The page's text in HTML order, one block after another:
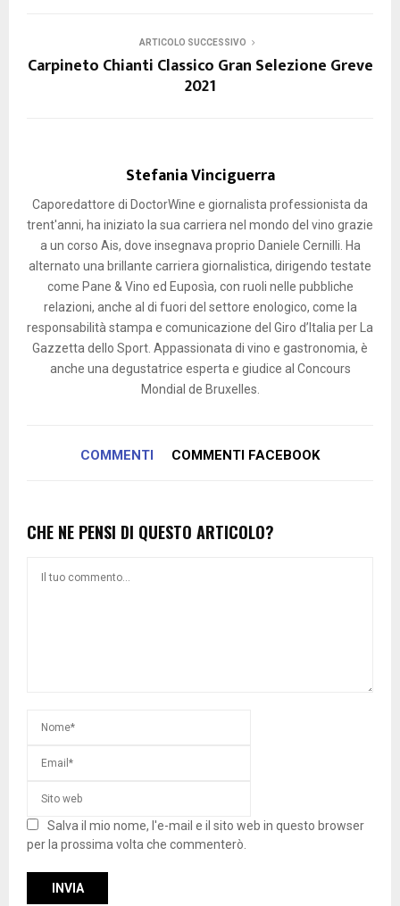
ARTICOLO SUCCESSIVO
Carpineto Chianti Classico Gran Selezione Greve
2021
Stefania Vinciguerra
Caporedattore di DoctorWine e giornalista professionista da
trent'anni, ha iniziato la sua carriera nel mondo del vino grazie
a un corso Ais, dove insegnava proprio Daniele Cernilli. Ha
alternato una brillante carriera giornalistica, dirigendo testate
come Pane & Vino ed Euposìa, con ruoli nelle pubbliche
relazioni, anche al di fuori del settore enologico, come la
responsabilità stampa e comunicazione del Giro d’Italia per La
Gazzetta dello Sport. Appassionata di vino e gastronomia, è
anche una degustatrice esperta e giudice al Concours
Mondial de Bruxelles.
COMMENTI COMMENTI FACEBOOK
CHE NE PENSI DI QUESTO ARTICOLO?
Salva il mio nome, l'e-mail e il sito web in questo browser
per la prossima volta che commenterò.